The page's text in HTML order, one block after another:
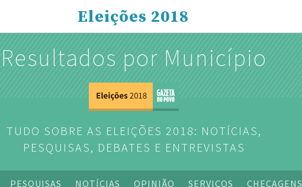
Eleições 2018
Resultados por Município
TUDO SOBRE AS ELEIÇÕES 2018: NOTÍCIAS,
PESQUISAS, DEBATES E ENTREVISTAS
PESQUISAS NOTÍCIAS OPINIÃO SERVIÇOS CHECAGENS